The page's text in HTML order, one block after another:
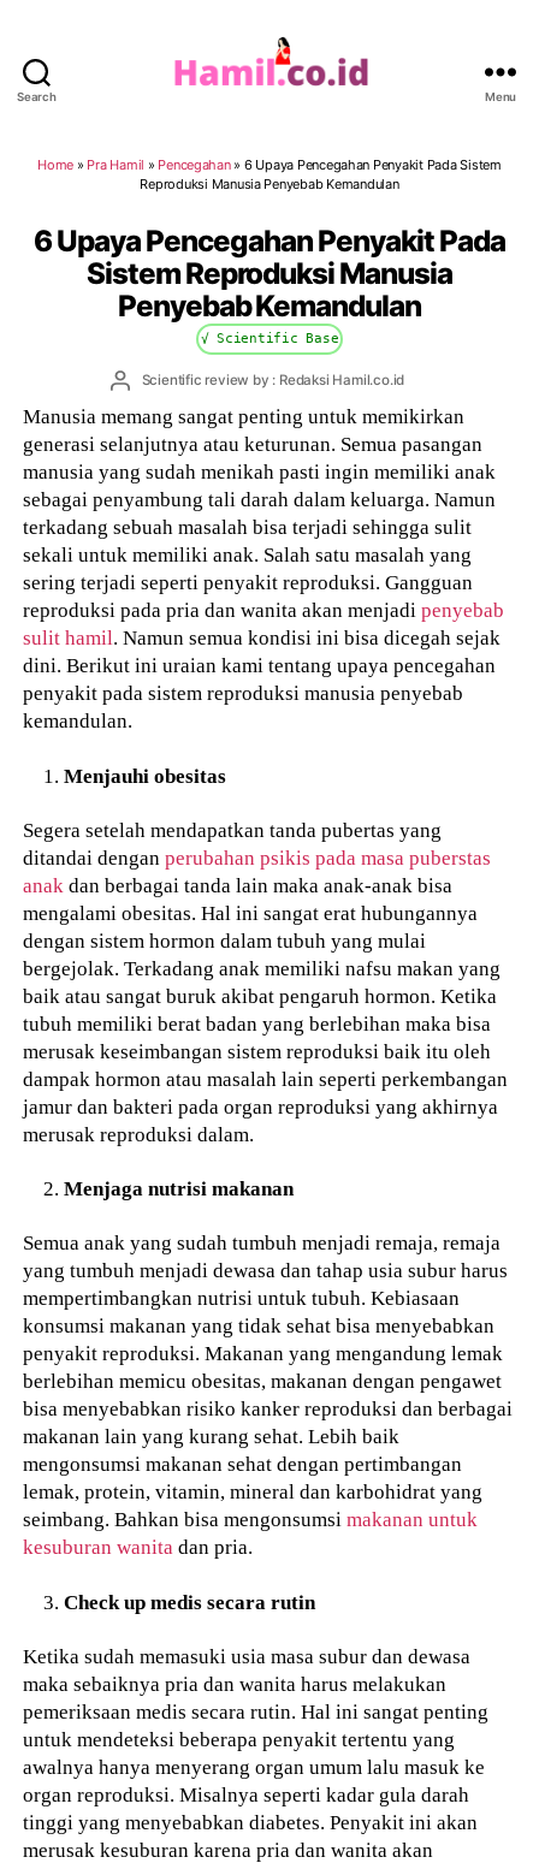
Search Menu
Home » Pra Hamil » Pencegahan» 6 Upaya Pencegahan Penyakit Pada Sistem
Reproduksi Manusia Penyebab Kemandulan
6 Upaya Pencegahan Penyakit Pada
Sistem Reproduksi Manusia
Penyebab Kemandulan
√ Scientific Base
PostScientific review by : Redaksi Hamil.co.id
Manusia memang sangat penting untuk memikirkan
generasi selanjutnya atau keturunan. Semua pasangan
manusia yang sudah menikah pasti ingin memiliki anak
sebagai penyambung tali darah dalam keluarga. Namun
terkadang sebuah masalah bisa terjadi sehingga sulit
sekali untuk memiliki anak. Salah satu masalah yang
sering terjadi seperti penyakit reproduksi. Gangguan
reproduksi pada pria dan wanita akan menjadipenyebab
sulit hamil. Namun semua kondisi ini bisa dicegah sejak
dini. Berikut ini uraian kami tentang upaya pencegahan
penyakit pada sistem reproduksi manusia penyebab
kemandulan.
Menjauhi obesitas
Segera setelah mendapatkan tanda pubertas yang
ditandai denganperubahan psikis pada masa puberstas
anak dan berbagai tanda lain maka anak-anak bisa
mengalami obesitas. Hal ini sangat erat hubungannya
dengan sistem hormon dalam tubuh yang mulai
bergejolak. Terkadang anak memiliki nafsu makan yang
baik atau sangat buruk akibat pengaruh hormon. Ketika
tubuh memiliki berat badan yang berlebihan maka bisa
merusak keseimbangan sistem reproduksi baik itu oleh
dampak hormon atau masalah lain seperti perkembangan
jamur dan bakteri pada organ reproduksi yang akhirnya
merusak reproduksi dalam.
Menjaga nutrisi makanan
Semua anak yang sudah tumbuh menjadi remaja, remaja
yang tumbuh menjadi dewasa dan tahap usia subur harus
mempertimbangkan nutrisi untuk tubuh. Kebiasaan
konsumsi makanan yang tidak sehat bisa menyebabkan
penyakit reproduksi. Makanan yang mengandung lemak
berlebihan memicu obesitas, makanan dengan pengawet
bisa menyebabkan risiko kanker reproduksi dan berbagai
makanan lain yang kurang sehat. Lebih baik
mengonsumsi makanan sehat dengan pertimbangan
lemak, protein, vitamin, mineral dan karbohidrat yang
seimbang. Bahkan bisa mengonsumsimakanan untuk
kesuburan wanita dan pria.
Check up medis secara rutin
Ketika sudah memasuki usia masa subur dan dewasa
maka sebaiknya pria dan wanita harus melakukan
pemeriksaan medis secara rutin. Hal ini sangat penting
untuk mendeteksi beberapa penyakit tertentu yang
awalnya hanya menyerang organ umum lalu masuk ke
organ reproduksi. Misalnya seperti kadar gula darah
tinggi yang menyebabkan diabetes. Penyakit ini akan
merusak kesuburan karena pria dan wanita akan